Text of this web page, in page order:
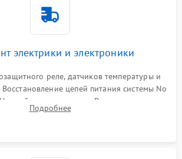
электрики и электроники
реле, датчиков температуры и
Восстановление цепей питания системы No
оттайки и вентилятор. Ремонт или замена
при сбоях алгоритмов.
Подробнее